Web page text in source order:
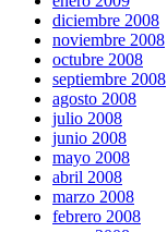
diciembre 2008
noviembre 2008
octubre 2008
septiembre 2008
agosto 2008
julio 2008
junio 2008
mayo 2008
abril 2008
marzo 2008
febrero 2008